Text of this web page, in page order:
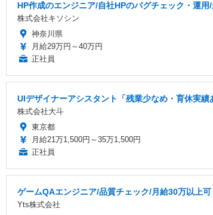
HP作成のエンジニア/自社HPのバグチェック・運
株式会社キソシン
神奈川県
月給29万円～40万円
正社員
UIデザイナーアシスタント「残業少なめ・育休実
株式会社大斗
東京都
月給21万1,500円～35万1,500円
正社員
ゲームQAエンジニア/品質チェック/月給30万以上可
Yts株式会社